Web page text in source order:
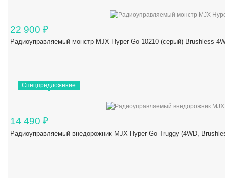
22 900 ₽
Радиоуправляемый монстр MJX Hyper Go 10210 (серый) Brushless
Спецпредложение
14 490 ₽
Радиоуправляемый внедорожник MJX Hyper Go Truggy (4WD,